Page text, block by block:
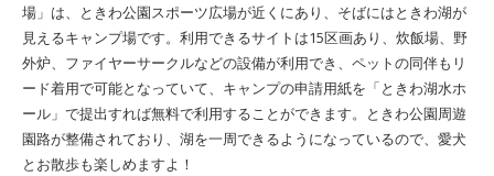
場」は、ときわ公園スポーツ広場が近くにあり、そばにはときわ湖が
見えるキャンプ場です。利用できるサイトは15区画あり、炊飯場、野
外炉、ファイヤーサークルなどの設備が利用でき、ペットの同伴もリ
ード着用で可能となっていて、キャンプの申請用紙を「ときわ湖水ホ
ール」で提出すれば無料で利用することができます。ときわ公園周遊
園路が整備されており、湖を一周できるようになっているので、愛犬
とお散歩も楽しめますよ！